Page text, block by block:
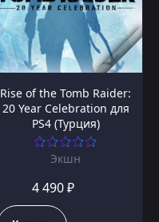
Rise of the Tomb Raider:
20 Year Celebration для
PS4 (Турция)
Экшн
4 490 ₽